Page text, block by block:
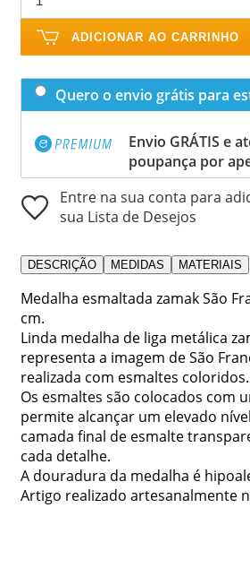
ADICIONAR AO CARRINHO
Quero o envio grátis para
Envio GRÁTIS e
poupança por
Entre na sua conta para
sua Lista de Desejos
DESCRIÇÃO MEDIDAS MATERIAIS
Medalha esmaltada zamak São
cm.
Linda medalha de liga metálica
representa a imagem de São
realizada com esmaltes coloridos.
Os esmaltes são colocados com
permite alcançar um elevado
camada final de esmalte
cada detalhe.
A douradura da medalha é
Artigo realizado artesanalmente